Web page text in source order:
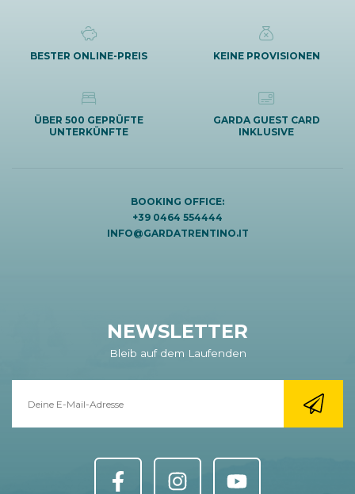
BESTER ONLINE-PREIS KEINE PROVISIONEN
ÜBER 500 GEPRÜFTE
UNTERKÜNFTE
GARDA GUEST CARD
INKLUSIVE
BOOKING OFFICE:
+39 0464 554444
INFO@GARDATRENTINO.IT
NEWSLETTER
Bleib auf dem Laufenden